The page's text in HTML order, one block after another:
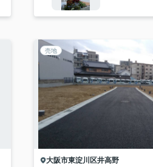
売地
大阪市東淀川区井高野